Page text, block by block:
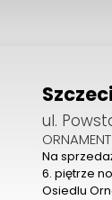
ul.
Na
6. piętrze
Osiedlu